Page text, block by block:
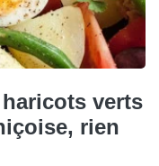
verts
rien